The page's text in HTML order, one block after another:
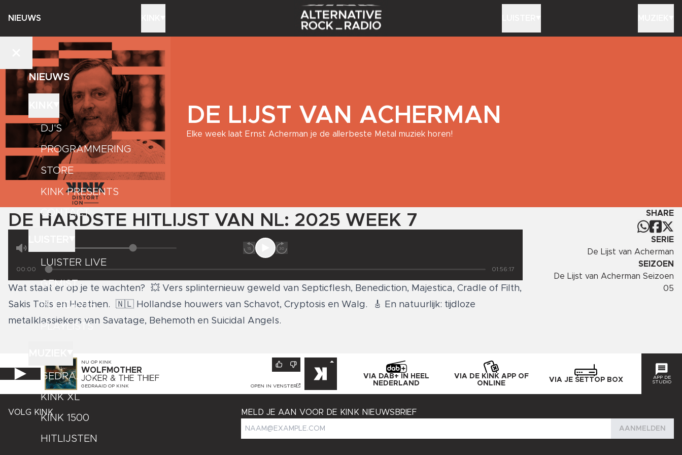
NIEUWS
NIEUWS
DJ'S
PROGRAMMERING
STORE
KINK PRESENTS
CONTACT
LUISTER LIVE
GEMIST
PODCASTS
PLAYLISTS
GEDRAAID
KINK XL
KINK 1500
HITLIJSTEN
DE LIJST VAN ACHERMAN
Elke week laat Ernst Acherman je de allerbeste Metal muziek horen!
DE HARDSTE HITLIJST VAN NL: 2025 WEEK 7
00:00 01:56:17
Wat staat er op je te wachten? 💥 Vers splinternieuw geweld van Septicflesh, Benediction, Majestica, Cradle of Filth,
Sakis Tolis en Heathen. 🇳🇱 Hollandse houwers van Schavot, Cryptosis en Walg. 🎸 En natuurlijk: tijdloze
metalklassiekers van Savatage, Behemoth en Suicidal Angels.
SHARE
SERIE
De Lijst van Acherman
SEIZOEN
De Lijst van Acherman Seizoen
05
NU OP KINK
WOLFMOTHER
JOKER & THE THIEF
GEDRAAID OP KINK OPEN IN VENSTER
VIA DAB+ IN HEEL
NEDERLAND
VIA DE KINK APP OF
ONLINE
VIA JE SETTOP BOX
APP DE
STUDIO
VOLG KINK MELD JE AAN VOOR DE KINK NIEUWSBRIEF
AANMELDEN